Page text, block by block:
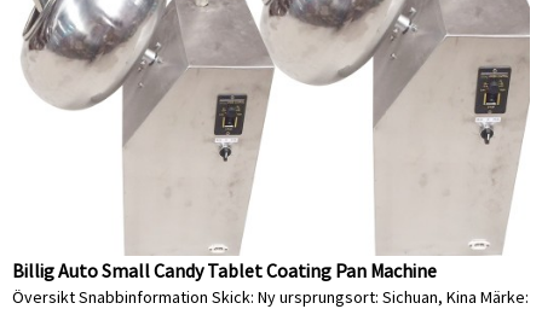
Billig Auto Small Candy Tablet Coating Pan Machine
Översikt Snabbinformation Skick: Ny ursprungsort: Sichuan, Kina Märke: